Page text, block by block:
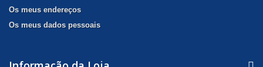
Os meus endereços
Os meus dados pessoais